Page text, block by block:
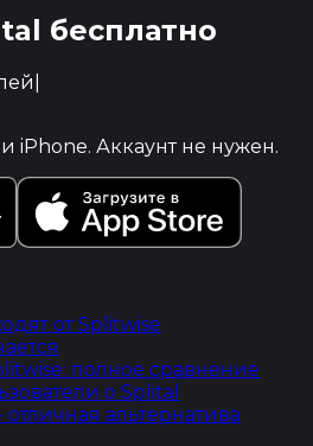
бесплатно
iPhone. Аккаунт не нужен.
от Splitwise
полное сравнение
о Splital
альтернатива